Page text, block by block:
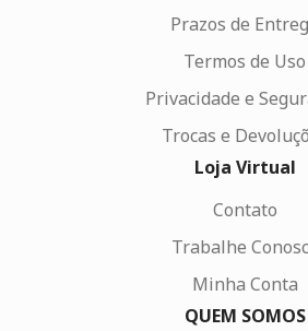
Prazos de
Termos de Uso
Privacidade e
Trocas e
Loja Virtual
Contato
Trabalhe
Minha Conta
QUEM SOMOS